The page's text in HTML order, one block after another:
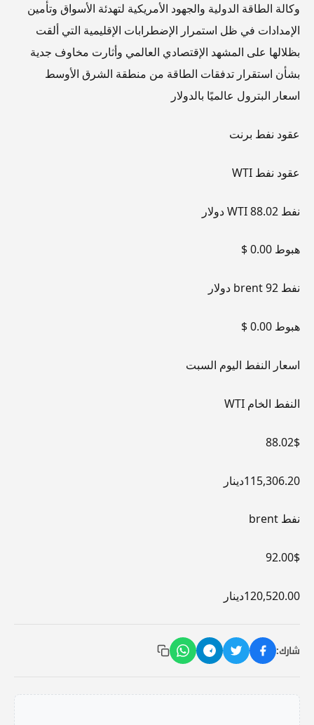
وكالة الطاقة الدولية والجهود الأمريكية لتهدئة الأسواق وتأمين
الإمدادات في ظل استمرار الإضطرابات الإقليمية التي ألقت
بظلالها على المشهد الإقتصادي العالمي وأثارت مخاوف جدية
بشأن استقرار تدفقات الطاقة من منطقة الشرق الأوسط
اسعار البترول عالميًا بالدولار
عقود نفط برنت
عقود نفط WTI
نفط WTI 88.02 دولار
هبوط 0.00 $
نفط brent 92 دولار
هبوط 0.00 $
اسعار النفط اليوم السبت
النفط الخام WTI
88.02$
115,306.20دينار
نفط brent
92.00$
120,520.00دينار
شارك: